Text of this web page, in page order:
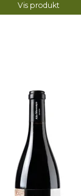
Vis produkt